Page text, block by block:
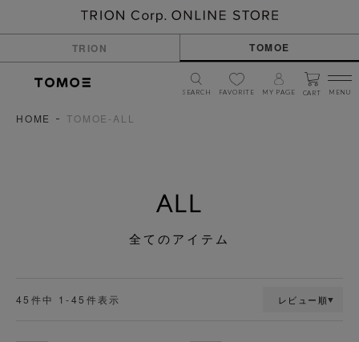
TRION TOMOE
SEARCH FAVORITE MY PAGE CART MENU
HOME TOMOE-ALL
ALL
全てのアイテム
レビュー順
45 件中 1-45 件表示